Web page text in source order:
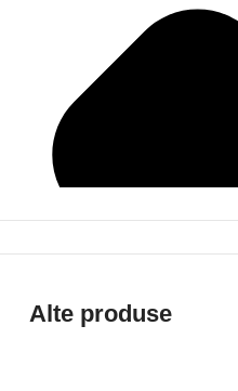
Alte produse